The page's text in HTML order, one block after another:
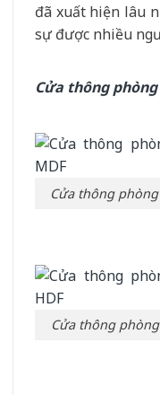
đã xuất hiện lâu
sự được nhiều
Cửa thông
Cửa thông
Cửa thông